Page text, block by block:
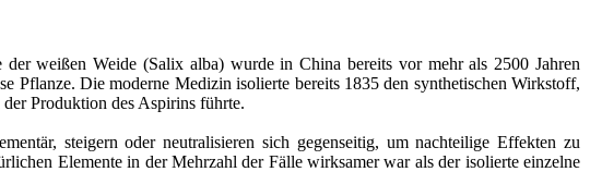
weißen Weide (Salix alba) wurde in China bereits vor mehr als 2500 Jahren
Pflanze. Die moderne Medizin isolierte bereits 1835 den synthetischen Wirkstoff,
Produktion des Aspirins führte.
steigern oder neutralisieren sich gegenseitig, um nachteilige Effekten zu
Elemente in der Mehrzahl der Fälle wirksamer war als der isolierte einzelne